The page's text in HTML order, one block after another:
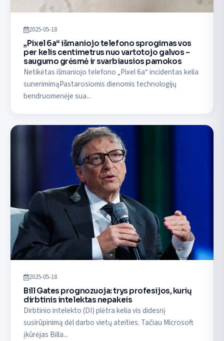
2025-05-18
„Pixel 6a“ išmaniojo telefono sprogimas vos
per kelis centimetrus nuo vartotojo galvos –
saugumo grėsmė ir svarbiausios pamokos
Netikėtas išmaniojo telefono „Pixel 6a“ incidentas kelia
sunerimimąPastarosiomis dienomis technologijų
bendruomenėje sua...
2025-05-18
Bill Gates prognozuoja: trys profesijos, kurių
dirbtinis intelektas nepakeis
Dirbtinio intelekto (DI) plėtra kelia vis didesnį
susirūpinimą dėl darbo vietų ateities. Tačiau Microsoft
įkūrėjas Billa...